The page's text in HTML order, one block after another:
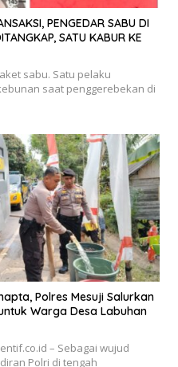
PENGEDAR SABU DI
SATU KABUR KE
sabu. Satu pelaku
saat penggerebekan di
Polres Mesuji Salurkan
Warga Desa Labuhan
– Sebagai wujud
Polri di tengah